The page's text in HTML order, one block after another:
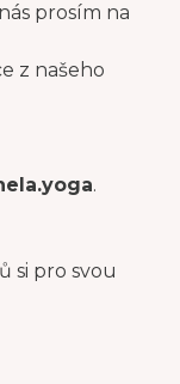
prosím na
z našeho
.
si pro svou